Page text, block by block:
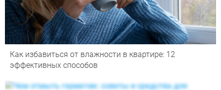
Как избавиться от влажности в квартире: 12
эффективных способов